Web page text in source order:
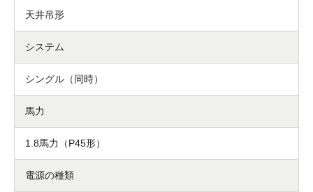
天井吊形
システム
シングル（同時）
馬力
1.8馬力（P45形）
電源の種類